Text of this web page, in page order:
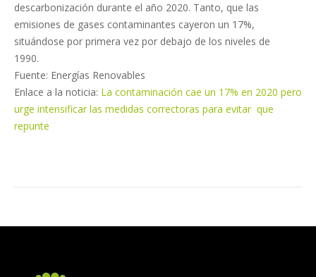
descarbonización durante el año 2020. Tanto, que las
emisiones de gases contaminantes cayeron un 17%,
situándose por primera vez por debajo de los niveles de
1990.
Fuente: Energías Renovables
Enlace a la noticia: La contaminación cae un 17% en 2020 pero
urge intensificar las medidas correctoras para evitar que
repunte